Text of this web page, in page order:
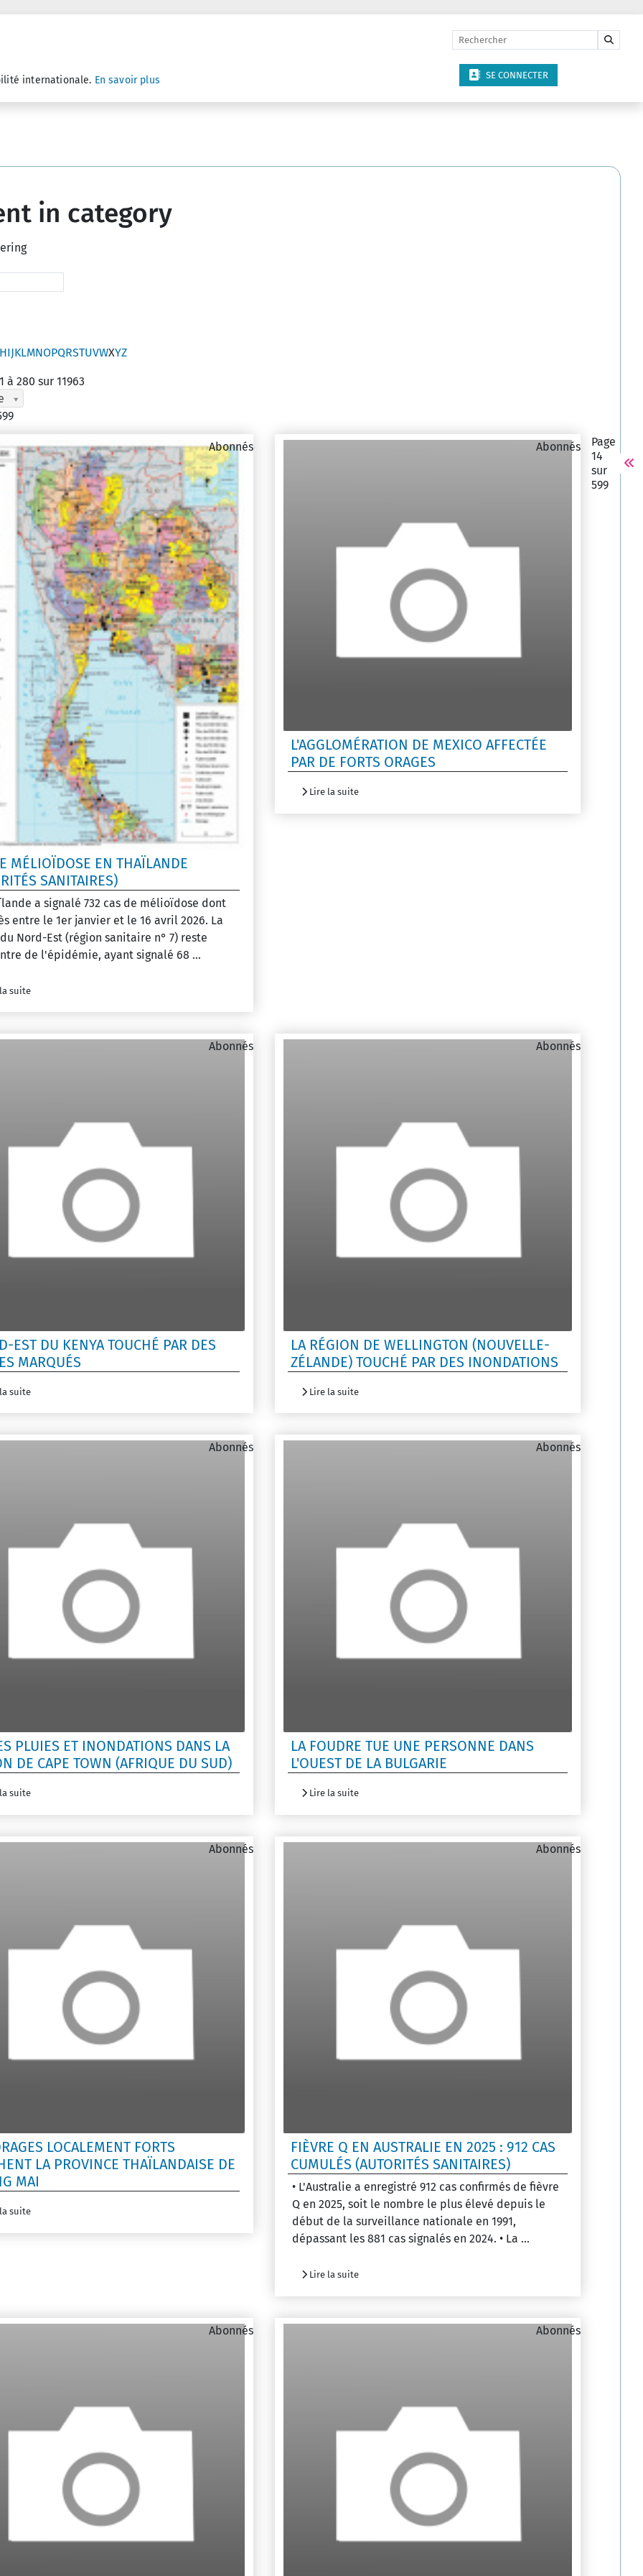
internationale. En savoir plus SE CONNECTER
in category
HIJKLMNOPQRSTUVWXYZ
à 280 sur 11963
Abonnés
MÉLIOÏDOSE EN THAÏLANDE
SANITAIRES)
a signalé 732 cas de mélioïdose dont
entre le 1er janvier et le 16 avril 2026. La
Nord-Est (région sanitaire n° 7) reste
de l'épidémie, ayant signalé 68 ...
suite
Abonnés
L'AGGLOMÉRATION DE MEXICO AFFECTÉE
PAR DE FORTS ORAGES
Lire la suite
Abonnés
EST DU KENYA TOUCHÉ PAR DES
MARQUÉS
suite
Abonnés
LA RÉGION DE WELLINGTON (NOUVELLE-
ZÉLANDE) TOUCHÉ PAR DES INONDATIONS
Lire la suite
Abonnés
PLUIES ET INONDATIONS DANS LA
DE CAPE TOWN (AFRIQUE DU SUD)
suite
Abonnés
LA FOUDRE TUE UNE PERSONNE DANS
L'OUEST DE LA BULGARIE
Lire la suite
Abonnés
LOCALEMENT FORTS
LA PROVINCE THAÏLANDAISE DE
MAI
suite
Abonnés
FIÈVRE Q EN AUSTRALIE EN 2025 : 912 CAS
CUMULÉS (AUTORITÉS SANITAIRES)
• L'Australie a enregistré 912 cas confirmés de fièvre
Q en 2025, soit le nombre le plus élevé depuis le
début de la surveillance nationale en 1991,
dépassant les 881 cas signalés en 2024. • La ...
Lire la suite
Abonnés Abonnés
Page
14
sur
599